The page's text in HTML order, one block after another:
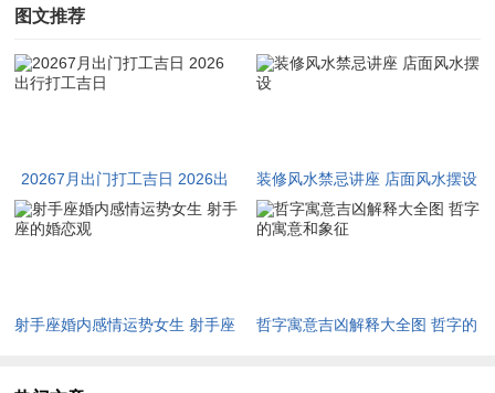
和，土气仍重，宜选北方、东南方发展，涉足物流、贸易、水产
七月十八己亥日（公历2026年8月30日）
又半合木局，可疏厚土。亥中甲木合年干丙火，暗藏“木火通
明”之机。神煞逢驿马、天赦，主变动得宜，困顿可解。此日利
向东方、东南方求财，宜从事教育、文化、木艺等行当。然亥午
七月廿六丁未日（公历2026年9月7日）
图文推荐
20267月出门打工吉日 2026出
行打工吉日
装修风水禁忌讲座 店面风水摆设
射手座婚内感情运势女生 射手座
哲字寓意吉凶解释大全图 哲字的